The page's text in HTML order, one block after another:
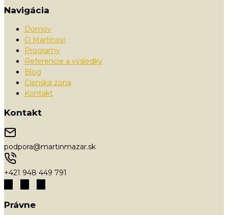
Navigácia
Domov
O Martinovi
Programy
Referencie a výsledky
Blog
Členská zóna
Kontakt
Kontakt
podpora@martinmazar.sk
+421 948 449 791
Právne